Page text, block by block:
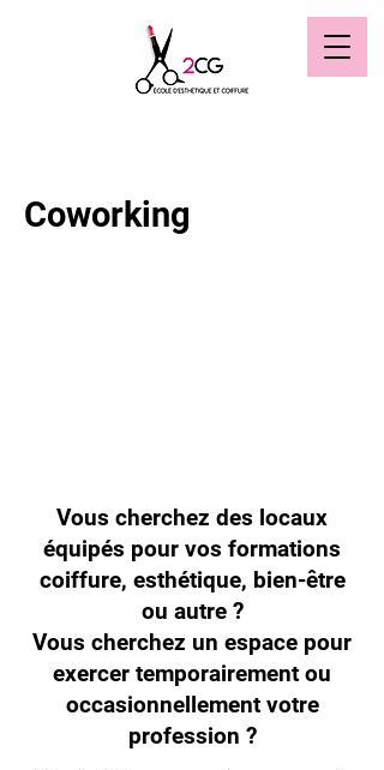
Coworking
Vous cherchez des locaux
équipés pour vos formations
coiffure, esthétique, bien-être
ou autre ?
Vous cherchez un espace pour
exercer temporairement ou
occasionnellement votre
profession ?